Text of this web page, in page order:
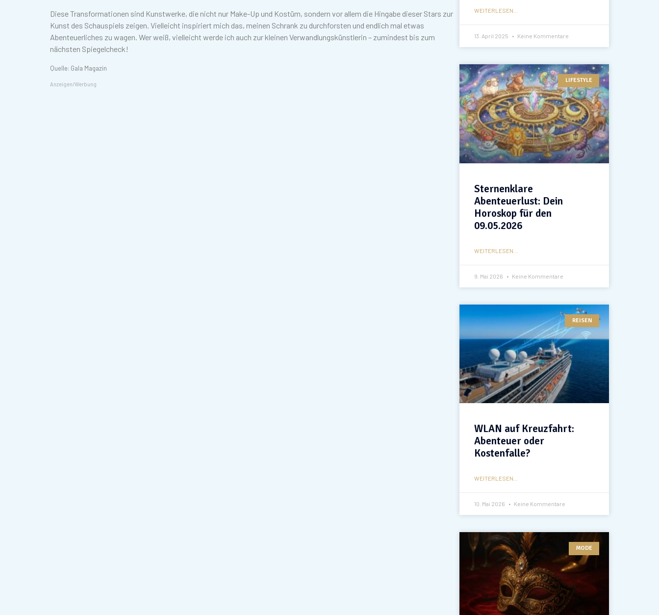
Diese Transformationen sind Kunstwerke, die nicht nur Make-Up und Kostüm, sondern vor allem die Hingabe dieser Stars zur
Kunst des Schauspiels zeigen. Vielleicht inspiriert mich das, meinen Schrank zu durchforsten und endlich mal etwas
Abenteuerliches zu wagen. Wer weiß, vielleicht werde ich auch zur kleinen Verwandlungskünstlerin – zumindest bis zum
nächsten Spiegelcheck!
Quelle: Gala Magazin
Anzeigen/Werbung
WEITERLESEN...
13. April 2025 Keine Kommentare
LIFESTYLE
Sternenklare
Abenteuerlust: Dein
Horoskop für den
09.05.2026
WEITERLESEN...
9. Mai 2026 Keine Kommentare
REISEN
WLAN auf Kreuzfahrt:
Abenteuer oder
Kostenfalle?
WEITERLESEN...
10. Mai 2026 Keine Kommentare
MODE